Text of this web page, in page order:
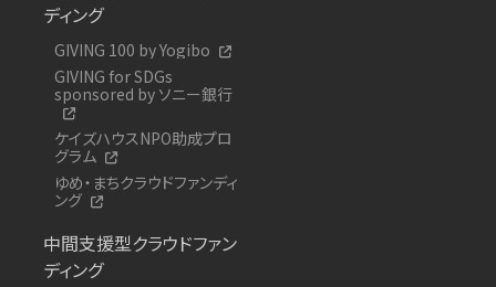
ディング
GIVING 100 by Yogibo
GIVING for SDGs
sponsored by ソニー銀行
ケイズハウスNPO助成プロ
グラム
ゆめ・まちクラウドファンディ
ング
中間支援型クラウドファン
ディング